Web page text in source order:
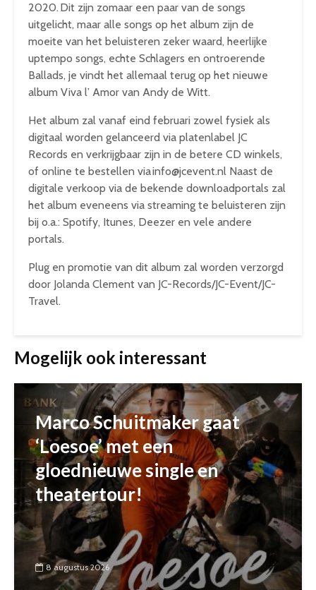
2020. Dit zijn zomaar een paar van de songs
uitgelicht, maar alle songs op het album zijn de
moeite van het beluisteren zeker waard, heerlijke
uptempo songs, echte Schlagers en ontroerende
Ballads, je vindt het allemaal terug op het nieuwe
album Viva l’ Amor van Andy de Witt.
Het album zal vanaf eind februari zowel fysiek als
digitaal worden gelanceerd via platenlabel JC
Records en verkrijgbaar zijn in de betere CD winkels,
of online te bestellen via info@jcevent.nl Naast de
digitale verkoop via de bekende downloadportals zal
het album eveneens via streaming te beluisteren zijn
bij o.a.: Spotify, Itunes, Deezer en vele andere
portals.
Plug en promotie van dit album zal worden verzorgd
door Jolanda Clement van JC-Records/JC-Event/JC-
Travel.
Mogelijk ook interessant
Marco Schuitmaker gaat
‘Loesoe’ met een
gloednieuwe single en
theatertour!
8 augustus 2026